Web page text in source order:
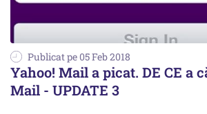
Publicat pe 05 Feb 2018
Yahoo! Mail a picat. DE CE a
Mail - UPDATE 3